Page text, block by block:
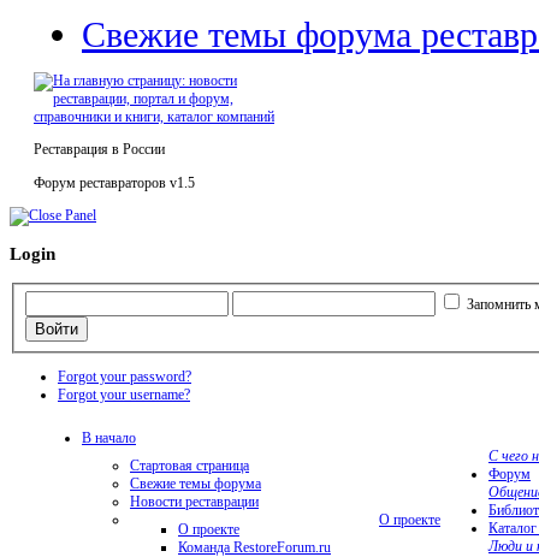
Свежие темы форума
Реставрация в России
Форум реставраторов v1.5
Login
Запомнить
Forgot your password?
Forgot your username?
В начало
С чего
Стартовая страница
Свежие темы форума
Новости реставрации
О проекте
О проекте
Команда RestoreForum.ru
Форум
Люди и